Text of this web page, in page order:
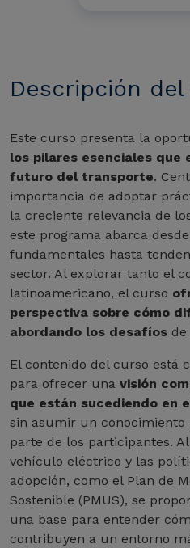
Descripción del
Este curso presenta la
los pilares esenciales que
futuro del transporte.
importancia de adoptar
la creciente relevancia de
este programa abarca
fundamentales hasta
sector. Al explorar tanto el
latinoamericano, el curso
perspectiva sobre cómo
abordando los desafíos
El contenido del curso está
para ofrecer una visión
que están sucediendo en
sin asumir un conocimiento
parte de los participantes.
vehículo eléctrico y las
adopción, como el Plan de
Sostenible (PMUS), se
una base para entender
contribuyen a un entorno